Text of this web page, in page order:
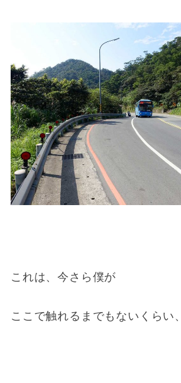
これは、今さら僕が
ここで触れるまでもないくらい、